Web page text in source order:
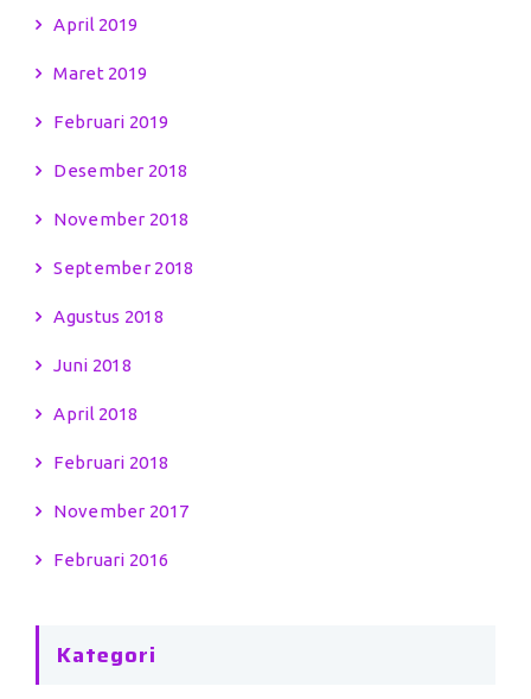
April 2019
Maret 2019
Februari 2019
Desember 2018
November 2018
September 2018
Agustus 2018
Juni 2018
April 2018
Februari 2018
November 2017
Februari 2016
Kategori